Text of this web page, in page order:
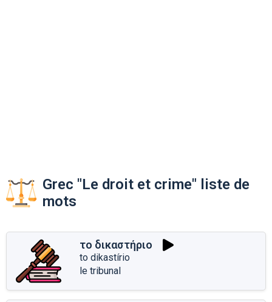
Grec "Le droit et crime" liste de
mots
το δικαστήριο
to dikastírio
le tribunal